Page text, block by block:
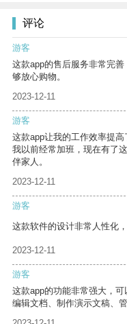
评论
游客
这款app的售后服务非常完
够放心购物。
2023-12-11
游客
这款app让我的工作效率提高
我以前经常加班，现在有了
伴家人。
2023-12-11
游客
这款软件的设计非常人性化
2023-12-11
游客
这款app的功能非常强大，
编辑文档、制作演示文稿、